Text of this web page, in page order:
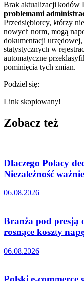
Brak aktualizacji kodów
problemami
Przedsiębiorcy, którzy
nowych norm, mogą
dokumentacji
statystycznych w
automatyczne
pominięcia tych zmian.
Podziel się:
Link skopiowany!
Zobacz też
Dlaczego Polacy
Niezależność
06.08.2026
Branża pod presją
rosnące koszty
06.08.2026